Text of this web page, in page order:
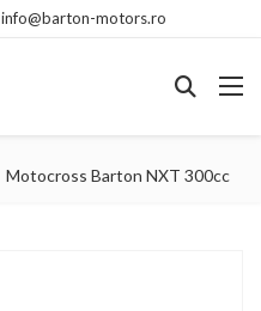
info@barton-motors.ro
Motocross Barton NXT 300cc